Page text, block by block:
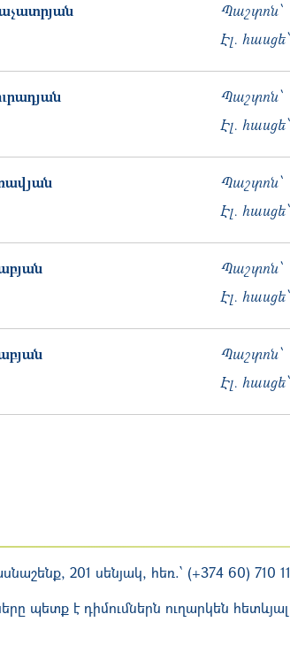
Պաշտոն՝
Էլ. հասցե՝
Պաշտոն՝
Էլ. հասցե՝
Պաշտոն՝
Էլ. հասցե՝
Պաշտոն՝
Էլ. հասցե՝
Պաշտոն՝
Էլ. հասցե՝
201 սենյակ, հեռ.՝ (+374 60) 710
պետք է դիմումներն ուղարկեն հետևյալ